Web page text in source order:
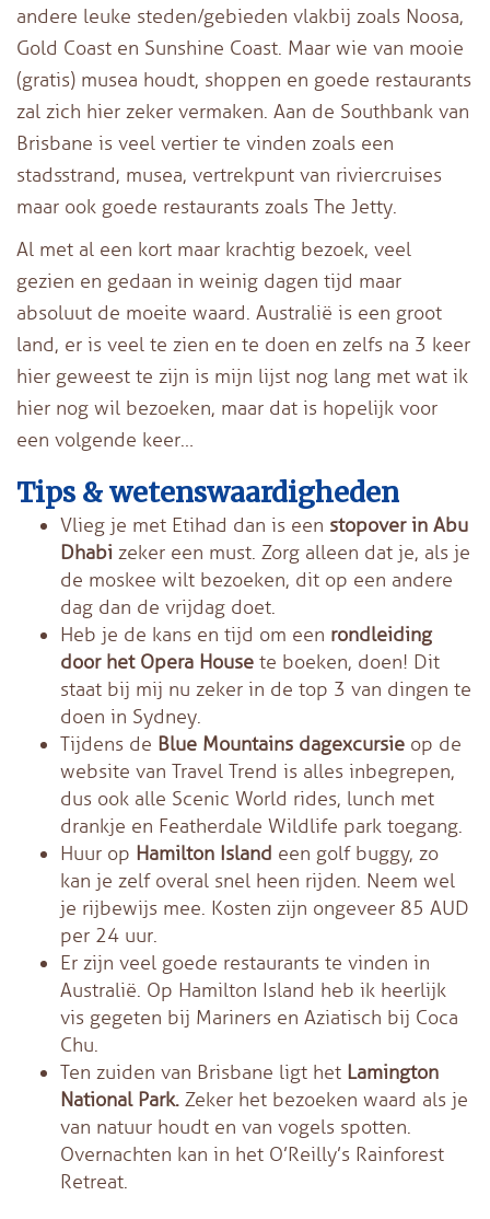
andere leuke steden/gebieden vlakbij zoals Noosa,
Gold Coast en Sunshine Coast. Maar wie van mooie
(gratis) musea houdt, shoppen en goede restaurants
zal zich hier zeker vermaken. Aan de Southbank van
Brisbane is veel vertier te vinden zoals een
stadsstrand, musea, vertrekpunt van riviercruises
maar ook goede restaurants zoals The Jetty.
Al met al een kort maar krachtig bezoek, veel
gezien en gedaan in weinig dagen tijd maar
absoluut de moeite waard. Australië is een groot
land, er is veel te zien en te doen en zelfs na 3 keer
hier geweest te zijn is mijn lijst nog lang met wat ik
hier nog wil bezoeken, maar dat is hopelijk voor
een volgende keer…
Tips & wetenswaardigheden
Vlieg je met Etihad dan is een stopover in Abu
Dhabi zeker een must. Zorg alleen dat je, als je
de moskee wilt bezoeken, dit op een andere
dag dan de vrijdag doet.
Heb je de kans en tijd om een rondleiding
door het Opera House te boeken, doen! Dit
staat bij mij nu zeker in de top 3 van dingen te
doen in Sydney.
Tijdens de Blue Mountains dagexcursie op de
website van Travel Trend is alles inbegrepen,
dus ook alle Scenic World rides, lunch met
drankje en Featherdale Wildlife park toegang.
Huur op Hamilton Island een golf buggy, zo
kan je zelf overal snel heen rijden. Neem wel
je rijbewijs mee. Kosten zijn ongeveer 85 AUD
per 24 uur.
Er zijn veel goede restaurants te vinden in
Australië. Op Hamilton Island heb ik heerlijk
vis gegeten bij Mariners en Aziatisch bij Coca
Chu.
Ten zuiden van Brisbane ligt het Lamington
National Park. Zeker het bezoeken waard als je
van natuur houdt en van vogels spotten.
Overnachten kan in het O’Reilly’s Rainforest
Retreat.